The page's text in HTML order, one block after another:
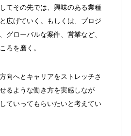
てその先では、興味のある業種
広げていく。もしくは、プロジ
グローバルな案件、営業など、
ろを磨く。
向へとキャリアをストレッチさ
るような働き方を実感しなが
ていってもらいたいと考えてい